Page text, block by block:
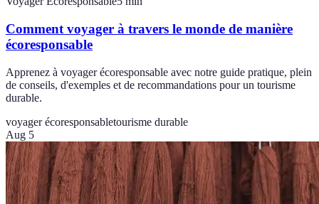
Comment voyager à travers le monde de manière
écoresponsable
Apprenez à voyager écoresponsable avec notre guide pratique, plein
de conseils, d'exemples et de recommandations pour un tourisme
durable.
voyager écoresponsabletourisme durable
Aug 5